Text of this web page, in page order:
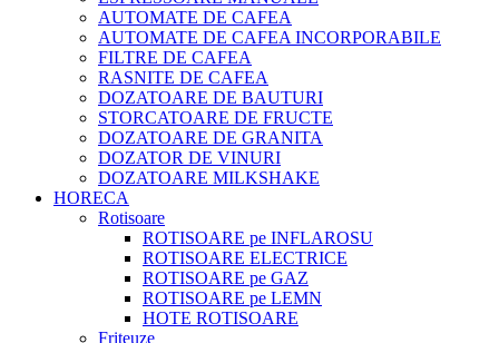
AUTOMATE DE CAFEA
AUTOMATE DE CAFEA INCORPORABILE
FILTRE DE CAFEA
RASNITE DE CAFEA
DOZATOARE DE BAUTURI
STORCATOARE DE FRUCTE
DOZATOARE DE GRANITA
DOZATOR DE VINURI
DOZATOARE MILKSHAKE
HORECA
Rotisoare
ROTISOARE pe INFLAROSU
ROTISOARE ELECTRICE
ROTISOARE pe GAZ
ROTISOARE pe LEMN
HOTE ROTISOARE
Friteuze